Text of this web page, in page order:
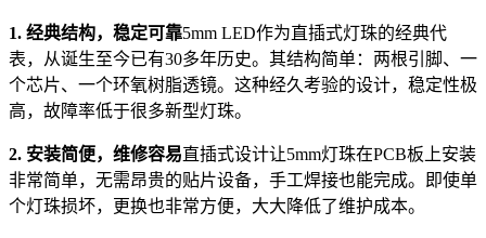
1. 经典结构，稳定可靠5mm LED作为直插式灯珠的经典代
表，从诞生至今已有30多年历史。其结构简单：两根引脚、一
个芯片、一个环氧树脂透镜。这种经久考验的设计，稳定性极
高，故障率低于很多新型灯珠。
2. 安装简便，维修容易直插式设计让5mm灯珠在PCB板上安装
非常简单，无需昂贵的贴片设备，手工焊接也能完成。即使单
个灯珠损坏，更换也非常方便，大大降低了维护成本。